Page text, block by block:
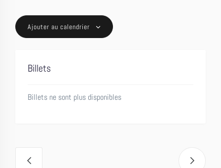
Ajouter au calendrier
Billets
Billets ne sont plus disponibles